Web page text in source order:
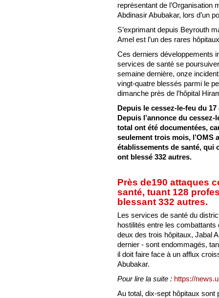
représentant de l’Organisation
Abdinasir Abubakar, lors d’un
S’exprimant depuis Beyrouth
Amel est l’un des rares
Ces derniers développements
services de santé se
semaine dernière, onze
vingt-quatre blessés parmi le
dimanche près de l’hôpital
Depuis le cessez-le-feu du
Depuis l’annonce du
total ont été documentées,
seulement trois mois, l’OMS
établissements de santé, qui
ont blessé 332 autres.
Près de190 attaques
santé, tuant 128
blessant 332 autres.
Les services de santé du
hostilités entre les
deux des trois hôpitaux, Jabal
dernier - sont endommagés,
il doit faire face à un afflux
Abubakar.
Pour lire la suite : https://
Au total, dix-sept hôpitaux sont